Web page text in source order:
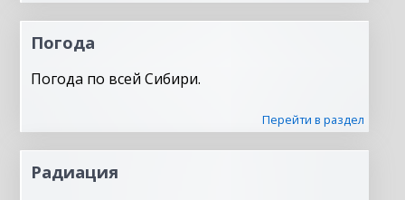
Погода
Погода по всей Сибири.
Перейти в раздел
Радиация